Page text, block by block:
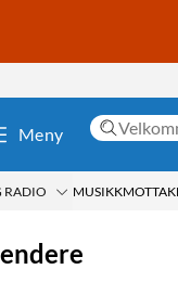
Meny
RADIO